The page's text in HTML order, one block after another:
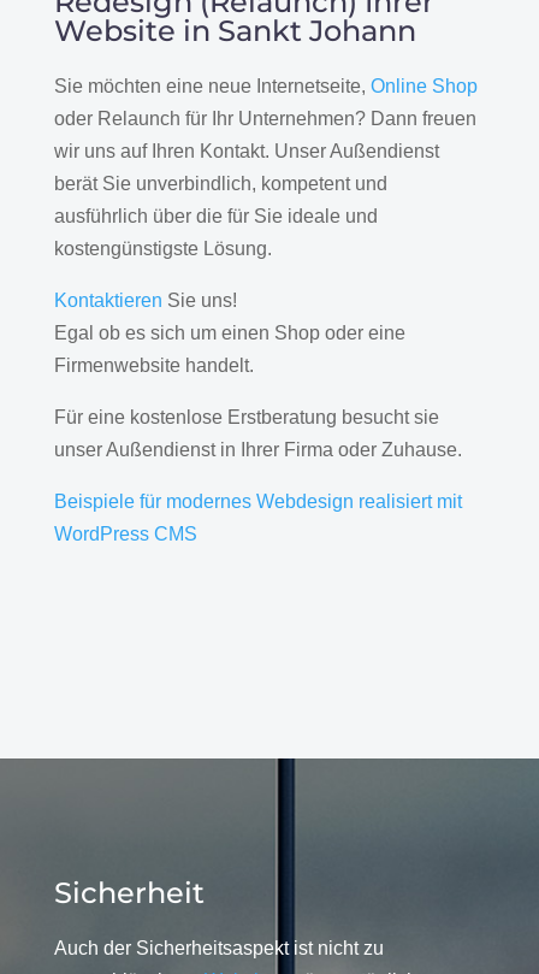
Website in Sankt Johann
Sie möchten eine neue Internetseite, Online Shop
oder Relaunch für Ihr Unternehmen? Dann freuen
wir uns auf Ihren Kontakt. Unser Außendienst
berät Sie unverbindlich, kompetent und
ausführlich über die für Sie ideale und
kostengünstigste Lösung.
Kontaktieren Sie uns!
Egal ob es sich um einen Shop oder eine
Firmenwebsite handelt.
Für eine kostenlose Erstberatung besucht sie
unser Außendienst in Ihrer Firma oder Zuhause.
Beispiele für modernes Webdesign realisiert mit
WordPress CMS
Sicherheit
Auch der Sicherheitsaspekt ist nicht zu